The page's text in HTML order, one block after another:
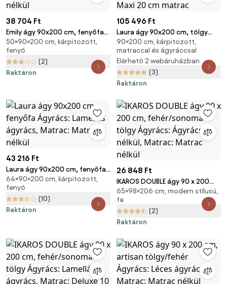
38 704 Ft
Emily ágy 90x200 cm, fenyőfa
Ágyrács: Lamellás ágyrács,
Matrac: Matrac nélkül
50×90×200 cm, kárpitozott,
fenyő
(2)
Raktáron
105 496 Ft
Laura ágy 90x200 cm, tölgy
Ágyrács: Léces ágyrács,
Matrac: Coco Maxi 20 cm
matrac
90×200 cm, kárpitozott,
matraccal és ágyráccsal
Elérhető 2 webáruházban
(3)
Raktáron
43 216 Ft
Laura ágy 90x200 cm, fenyőfa
Ágyrács: Lamellás ágyrács,
Matrac: Matrac nélkül
64×90×200 cm, kárpitozott,
fenyő
(10)
Raktáron
26 848 Ft
IKAROS DOUBLE ágy 90 x 200
cm, fehér/sonoma tölgy
Ágyrács: Ágyrács nélkül,
Matrac: Matrac nélkül
65×98×206 cm, modern stílusú,
fa
(2)
Raktáron